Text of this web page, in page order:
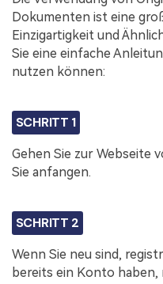
Dokumenten ist eine
Einzigartigkeit und
Sie eine einfache
nutzen können:
SCHRITT 1
Gehen Sie zur Webseite
Sie anfangen.
SCHRITT 2
Wenn Sie neu sind,
bereits ein Konto haben,